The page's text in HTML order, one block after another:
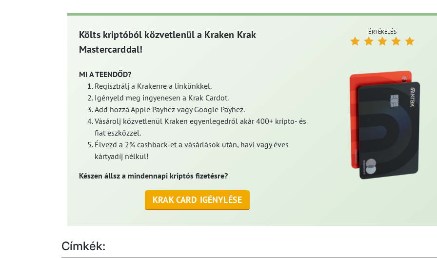
Költs kriptóból közvetlenül a Kraken Krak
Mastercarddal!
MI A TEENDŐD?
Regisztrálj a Krakenre a linkünkkel.
Igényeld meg ingyenesen a Krak Cardot.
Add hozzá Apple Payhez vagy Google Payhez.
Vásárolj közvetlenül Kraken egyenlegedről akár 400+ kripto- és
fiat eszközzel.
Élvezd a 2% cashback-et a vásárlások után, havi vagy éves
kártyadíj nélkül!
Készen állsz a mindennapi kriptós fizetésre?
KRAK CARD IGÉNYLÉSE
ÉRTÉKELÉS
Címkék: